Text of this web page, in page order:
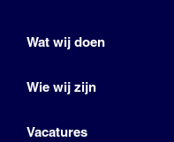
Wat wij doen
Wie wij zijn
Vacatures